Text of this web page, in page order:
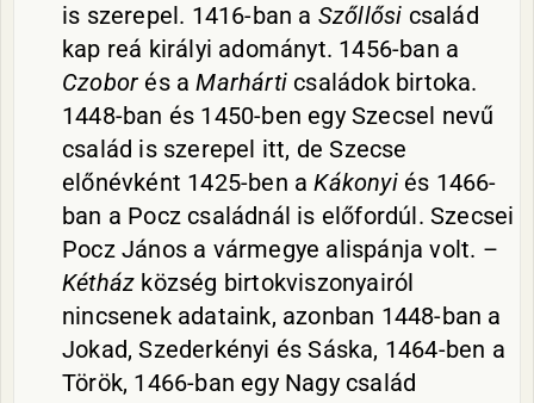
is szerepel. 1416-ban a Szőllősi család
kap reá királyi adományt. 1456-ban a
Czobor és aMarhárti családok birtoka.
1448-ban és 1450-ben egy Szecsel nevű
család is szerepel itt, de Szecse
előnévként 1425-ben aKákonyiés 1466-
ban a Pocz családnál is előfordúl. Szecsei
Pocz János a vármegye alispánja volt. –
Kétház község birtokviszonyairól
nincsenek adataink, azonban 1448-ban a
Jokad, Szederkényi és Sáska, 1464-ben a
Török, 1466-ban egy Nagy család